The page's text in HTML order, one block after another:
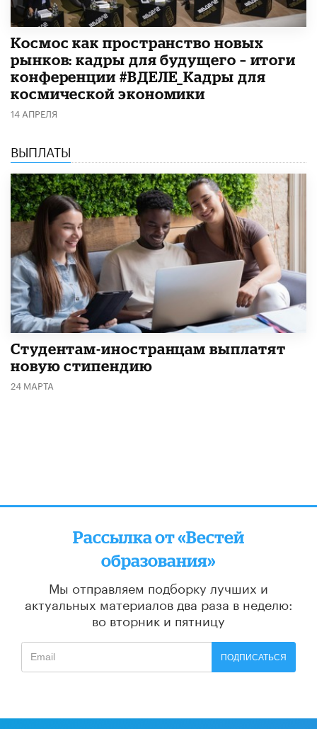
Космос как пространство новых
рынков: кадры для будущего – итоги
конференции #ВДЕЛЕ_Кадры для
космической экономики
14 АПРЕЛЯ
ВЫПЛАТЫ
Студентам-иностранцам выплатят
новую стипендию
24 МАРТА
Рассылка от «Вестей
образования»
Мы отправляем подборку лучших и
актуальных материалов два раза в неделю:
во вторник и пятницу
ПОДПИСАТЬСЯ